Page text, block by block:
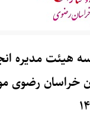
هیئت مدیره
خراسان رضوی